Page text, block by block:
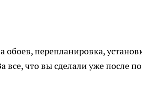
перепланировка,
все, что вы сделали уже после